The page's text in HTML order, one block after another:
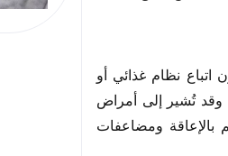
اتباع نظام غذائي أو
وقد تُشير إلى أمراض
بالإعاقة ومضاعفات